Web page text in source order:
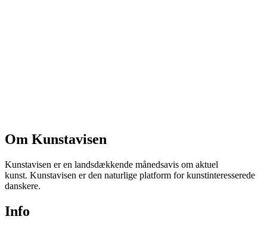
Om Kunstavisen
Kunstavisen er en landsdækkende månedsavis om aktuel
kunst. Kunstavisen er den naturlige platform for kunstinteresserede
danskere.
Info